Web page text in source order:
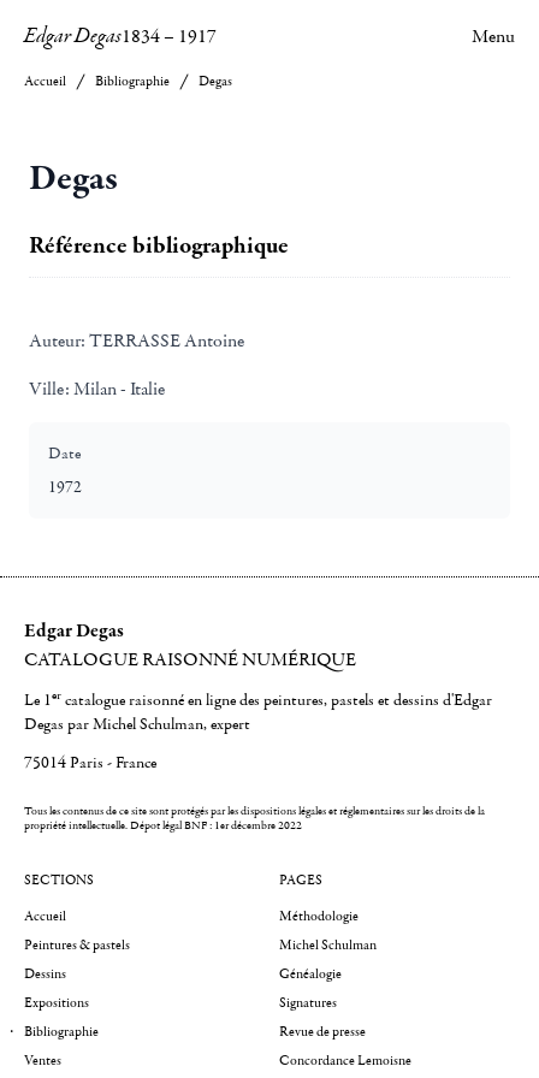
Edgar Degas1834– 1917 Menu
Accueil Bibliographie Degas
Degas
Référence bibliographique
Auteur: TERRASSE Antoine
Ville: Milan - Italie
Date
1972
Edgar Degas
CATALOGUE RAISONNÉ NUMÉRIQUE
Le 1er catalogue raisonné en ligne des peintures, pastels et dessins d'Edgar
Degas par Michel Schulman, expert
75014 Paris - France
Tous les contenus de ce site sont protégés par les dispositions légales et réglementaires sur les droits de la
propriété intellectuelle.Dépot légal BNF : 1er décembre 2022
SECTIONS
Accueil
Peintures & pastels
Dessins
Expositions
Bibliographie
Ventes
PAGES
Méthodologie
Michel Schulman
Généalogie
Signatures
Revue de presse
Concordance Lemoisne